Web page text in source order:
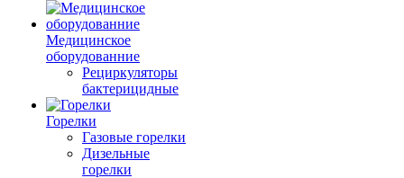
Медицинское
оборудованние
Рециркуляторы
бактерицидные
Горелки
Газовые горелки
Дизельные
горелки